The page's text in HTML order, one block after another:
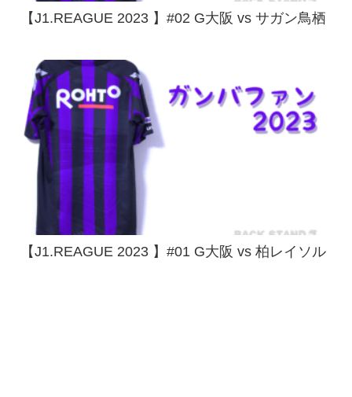
【J1.REAGUE 2023 】#02 G大阪 vs サガン鳥栖
【J1.REAGUE 2023 】#01 G大阪 vs 柏レイソル